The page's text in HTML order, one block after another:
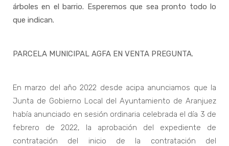
árboles en el barrio. Esperemos que sea pronto todo lo
que indican.
PARCELA MUNICIPAL AGFA EN VENTA PREGUNTA.
En marzo del año 2022 desde acipa anunciamos que la
Junta de Gobierno Local del Ayuntamiento de Aranjuez
había anunciado en sesión ordinaria celebrada el día 3 de
febrero de 2022, la aprobación del expediente de
contratación del inicio de la contratación del